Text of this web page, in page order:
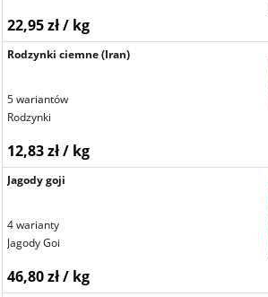
22,95 zł / kg
Rodzynki ciemne (Iran)
5 wariantów
Rodzynki
12,83 zł / kg
Jagody goji
4 warianty
Jagody Goi
46,80 zł / kg